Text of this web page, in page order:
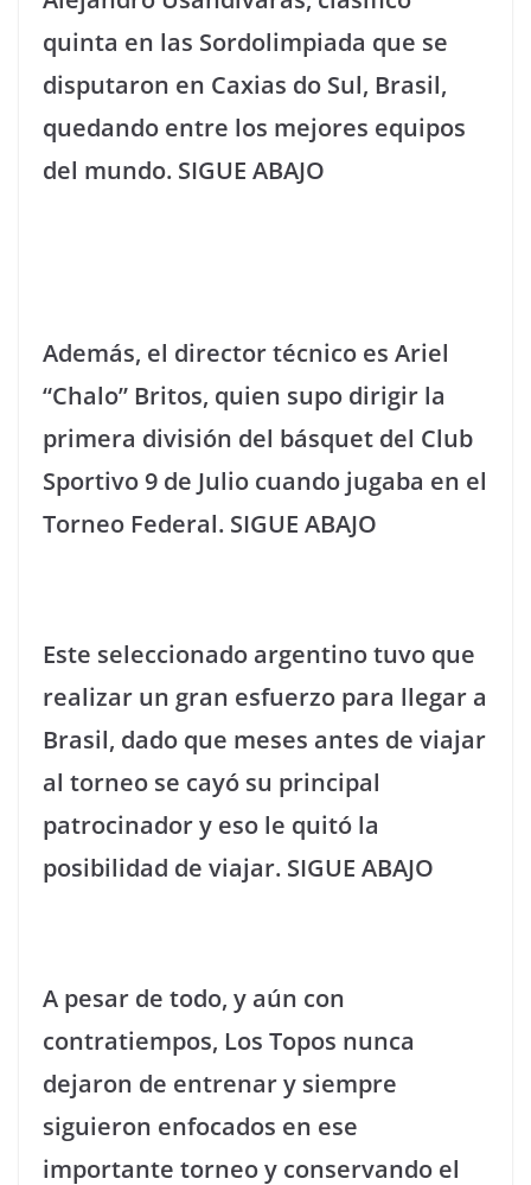
quinta en las Sordolimpiada que se
disputaron en Caxias do Sul, Brasil,
quedando entre los mejores equipos
del mundo. SIGUE ABAJO
Además, el director técnico es Ariel
“Chalo” Britos, quien supo dirigir la
primera división del básquet del Club
Sportivo 9 de Julio cuando jugaba en el
Torneo Federal. SIGUE ABAJO
Este seleccionado argentino tuvo que
realizar un gran esfuerzo para llegar a
Brasil, dado que meses antes de viajar
al torneo se cayó su principal
patrocinador y eso le quitó la
posibilidad de viajar. SIGUE ABAJO
A pesar de todo, y aún con
contratiempos, Los Topos nunca
dejaron de entrenar y siempre
siguieron enfocados en ese
importante torneo y conservando el